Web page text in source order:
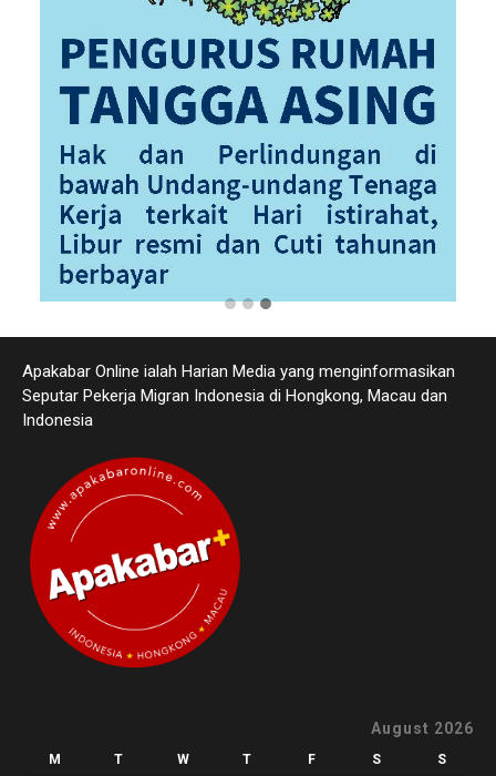
Apakabar Online ialah Harian Media yang menginformasikan
Seputar Pekerja Migran Indonesia di Hongkong, Macau dan
Indonesia
August 2026
M T W T F S S